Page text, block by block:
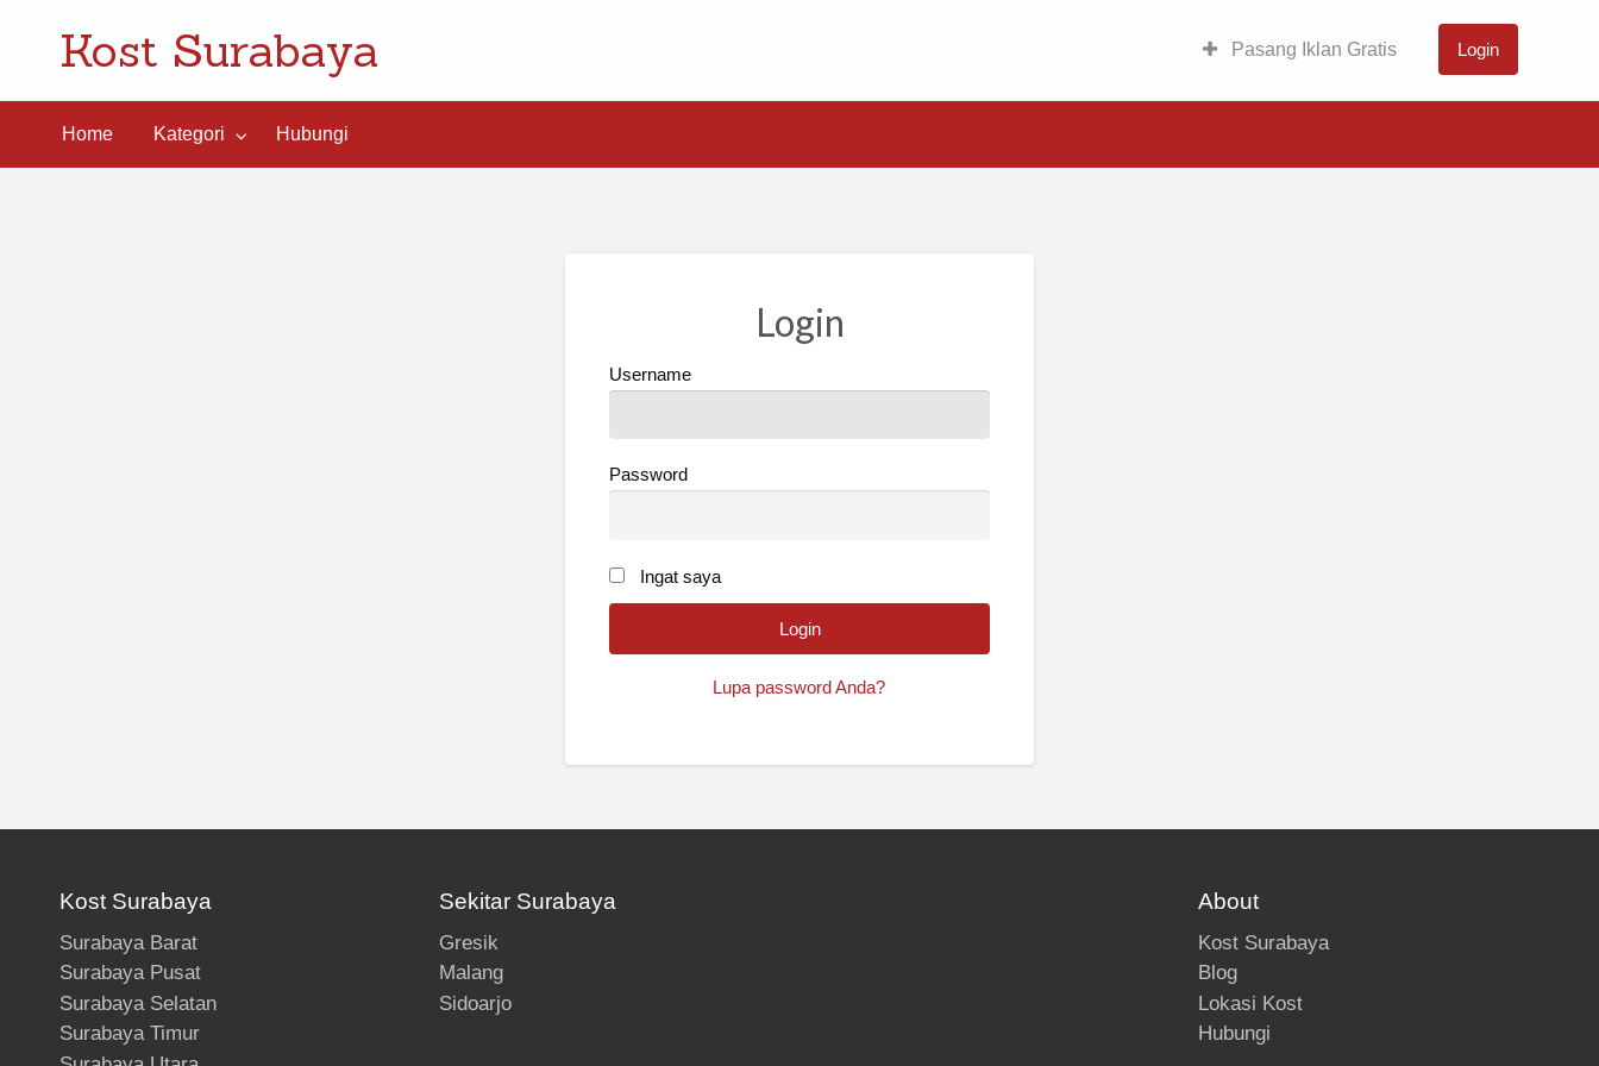
Kost Surabaya Pasang Iklan Gratis Login
Home Kategori Hubungi
Login
Username
Password
Ingat saya
Lupa password Anda?
Kost Surabaya
Surabaya Barat
Surabaya Pusat
Surabaya Selatan
Surabaya Timur
Sekitar Surabaya
Gresik
Malang
Sidoarjo
About
Kost Surabaya
Blog
Lokasi Kost
Hubungi